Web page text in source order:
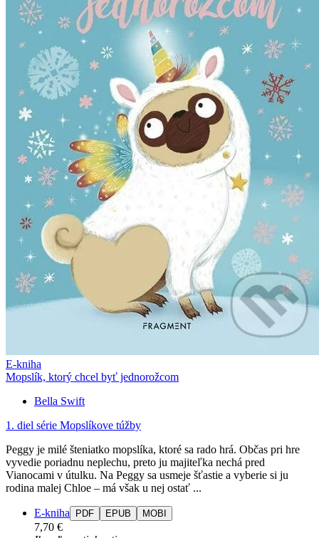
E-kniha
Mopslík, ktorý chcel byť jednorožcom
Bella Swift
1. diel série Mopslíkove túžby
Peggy je milé šteniatko mopslíka, ktoré sa rado hrá. Občas pri hre
vyvedie poriadnu neplechu, preto ju majiteľka nechá pred
Vianocami v útulku. Na Peggy sa usmeje šťastie a vyberie si ju
rodina malej Chloe – má však u nej ostať ...
E-kniha PDF EPUB MOBI
7,70 €